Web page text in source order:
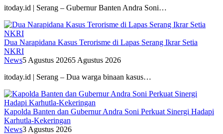
itoday.id | Serang – Gubernur Banten Andra Soni…
Dua Narapidana Kasus Terorisme di Lapas Serang Ikrar Setia
NKRI
News5 Agustus 20265 Agustus 2026
itoday.id | Serang – Dua warga binaan kasus…
Kapolda Banten dan Gubernur Andra Soni Perkuat Sinergi Hadapi
Karhutla-Kekeringan
News3 Agustus 2026